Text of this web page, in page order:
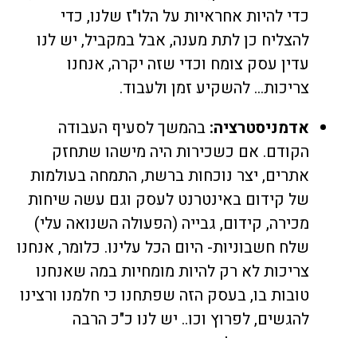
כדי להיות אחראיות על הלו"ז שלנו, כדי
להצליח כן לתת מענה, אבל במקביל, יש לנו
עדין עסק צומח וכדי שזה יקרה, אנחנו
צריכות… להשקיע זמן ולעבוד.
אדמניסטרציה: בהמשך לסעיף העבודה
הקודם. אם כשכירות היה מישהו שתחזק
אתרים, יצר נוכחות ברשת, התמחה בעולמות
של קידום באינטרנט לעסק וגם עשה שיחות
מכירה, קידום, גבייה (הפעולה השנואה עלי)
שלח חשבוניות- היום הכל עלינו. כלומר, אנחנו
צריכות לא רק להיות מומחיות במה שאנחנו
טובות בו, בעסק הזה שפתחנו כי חלמנו ורצינו
להגשים, לפרוץ וכו.. יש לנו כ"כ הרבה